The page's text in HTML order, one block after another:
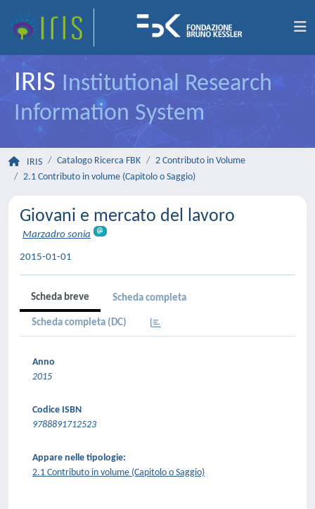
IRIS Institutional Research
Information System
IRIS Catalogo Ricerca FBK
2 Contributo in Volume
2.1 Contributo in volume (Capitolo o Saggio)
Giovani e mercato del lavoro
Marzadro sonia
2015-01-01
Scheda breve Scheda completa
Scheda completa (DC)
Anno
2015
Codice ISBN
9788891712523
Appare nelle tipologie:
2.1 Contributo in volume (Capitolo o Saggio)